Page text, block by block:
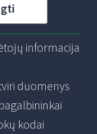
informacija
duomenys
kodai